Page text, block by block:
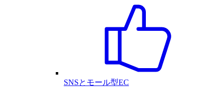
SNSとモール型EC